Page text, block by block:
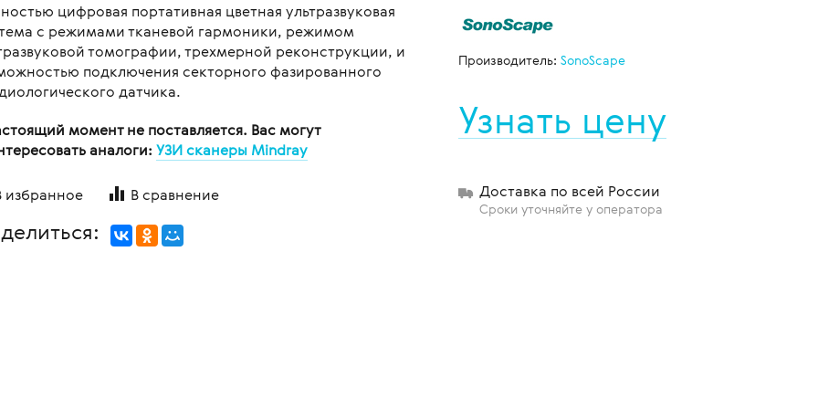
Медицинские мониторы
Неонатология
Средства индивидуальной защиты
бинокулярного
диагностика в
линзы
стоматологические
для перевозки больных и
медицинские
мойками
цифровая портативная цветная ультразвуковая
с режимами тканевой гармоники, режимом
томографии, трехмерной реконструкции, и
подключения секторного фазированного
датчика.
момент не поставляется. Вас могут
аналоги: УЗИ сканеры Mindray
избранное В сравнение
Производитель: SonoScape
Узнать цену
Доставка по всей России
Сроки уточняйте у оператора